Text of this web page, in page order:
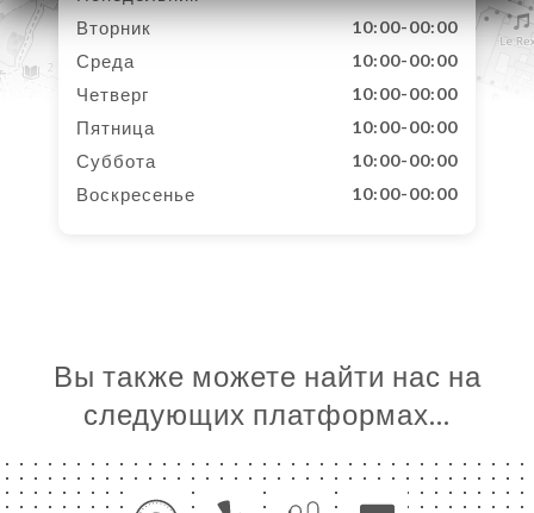
Вторник 10:00-00:00
Среда 10:00-00:00
Четверг 10:00-00:00
Пятница 10:00-00:00
Суббота 10:00-00:00
Воскресенье 10:00-00:00
Вы также можете найти нас на
следующих платформах…